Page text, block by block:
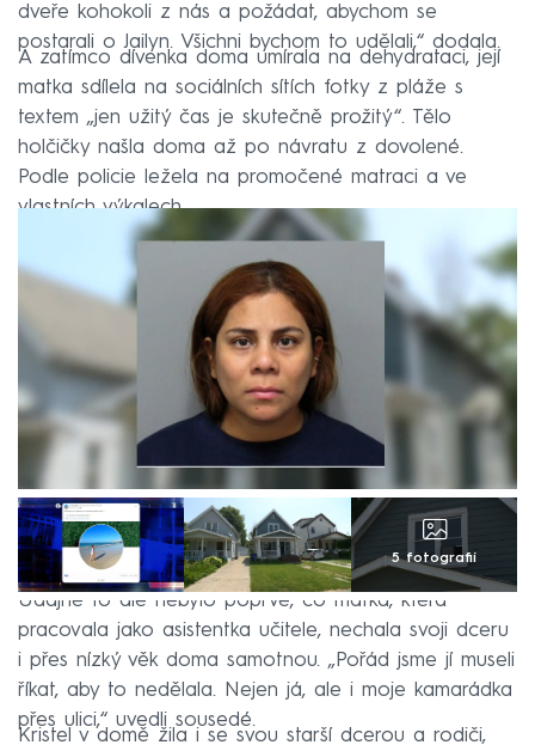
dveře kohokoli z nás a požádat, abychom se
postarali o Jailyn. Všichni bychom to udělali,“ dodala.
A zatímco dívenka doma umírala na dehydrataci, její
matka sdílela na sociálních sítích fotky z pláže s
textem „jen užitý čas je skutečně prožitý“. Tělo
holčičky našla doma až po návratu z dovolené.
Podle policie ležela na promočené matraci a ve
vlastních výkalech.
5 fotografií
Údajně to ale nebylo poprvé, co matka, která
pracovala jako asistentka učitele, nechala svoji dceru
i přes nízký věk doma samotnou. „Pořád jsme jí museli
říkat, aby to nedělala. Nejen já, ale i moje kamarádka
přes ulici,“ uvedli sousedé.
Kristel v domě žila i se svou starší dcerou a rodiči,